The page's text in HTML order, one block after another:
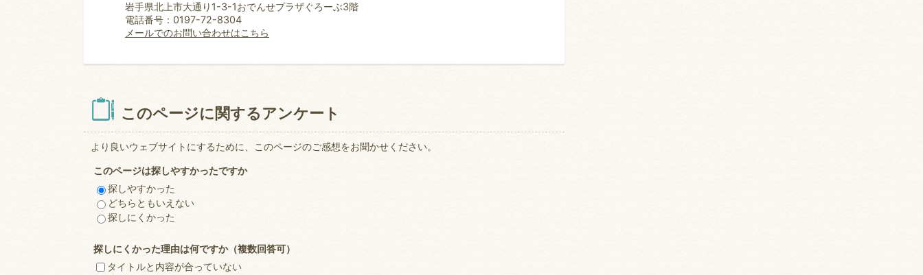
岩手県北上市大通り1-3-1おでんせプラザぐろーぶ3階
電話番号：0197-72-8304
メールでのお問い合わせはこちら
このページに関するアンケート
より良いウェブサイトにするために、このページのご感想をお聞かせください。
このページは探しやすかったですか
探しやすかった
どちらともいえない
探しにくかった
探しにくかった理由は何ですか（複数回答可）
タイトルと内容が合っていない